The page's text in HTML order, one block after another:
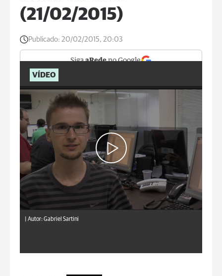
(21/02/2015)
Publicado: 20/02/2015, 20:03
SigaaRedeno Google
VÍDEO
Autor: Gabriel Sartini